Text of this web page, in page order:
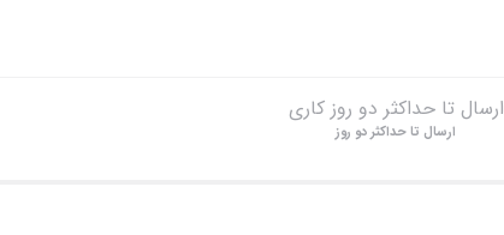
ارسال تا حداکثر دو روز کاری
ارسال تا حداکثر دو روز